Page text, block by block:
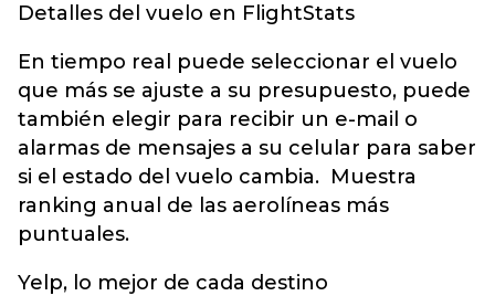
Detalles del vuelo en FlightStats
En tiempo real puede seleccionar el vuelo
que más se ajuste a su presupuesto, puede
también elegir para recibir un e-mail o
alarmas de mensajes a su celular para saber
si el estado del vuelo cambia. Muestra
ranking anual de las aerolíneas más
puntuales.
Yelp, lo mejor de cada destino